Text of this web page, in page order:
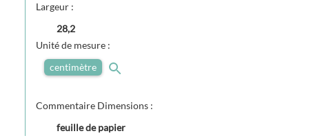
Largeur :
28,2
Unité de mesure :
centimètre
Commentaire Dimensions :
feuille de papier